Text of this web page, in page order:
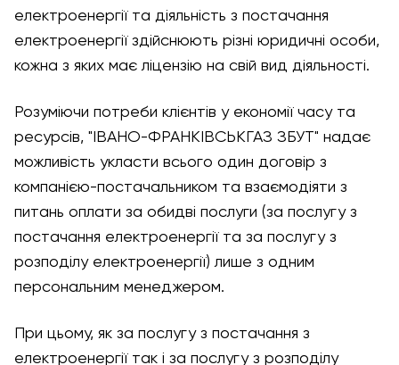
електроенергії та діяльність з постачання
електроенергії здійснюють різні юридичні особи,
кожна з яких має ліцензію на свій вид діяльності.
Розуміючи потреби клієнтів у економії часу та
ресурсів, "ІВАНО-ФРАНКІВСЬКГАЗ ЗБУТ" надає
можливість укласти всього один договір з
компанією-постачальником та взаємодіяти з
питань оплати за обидві послуги (за послугу з
постачання електроенергії та за послугу з
розподілу електроенергії) лише з одним
персональним менеджером.
При цьому, як за послугу з постачання з
електроенергії так і за послугу з розподілу